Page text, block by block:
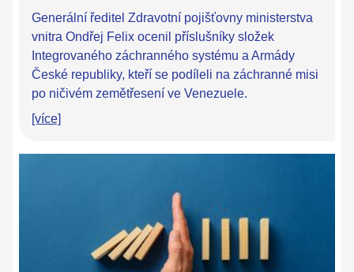
Generální ředitel Zdravotní pojišťovny ministerstva
vnitra Ondřej Felix ocenil příslušníky složek
Integrovaného záchranného systému a Armády
České republiky, kteří se podíleli na záchranné misi
po ničivém zemětřesení ve Venezuele.
[více]